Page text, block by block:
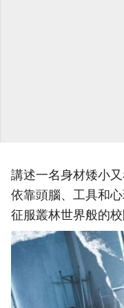
講述一名身材矮小
依靠頭腦、工具和
征服叢林世界般的校